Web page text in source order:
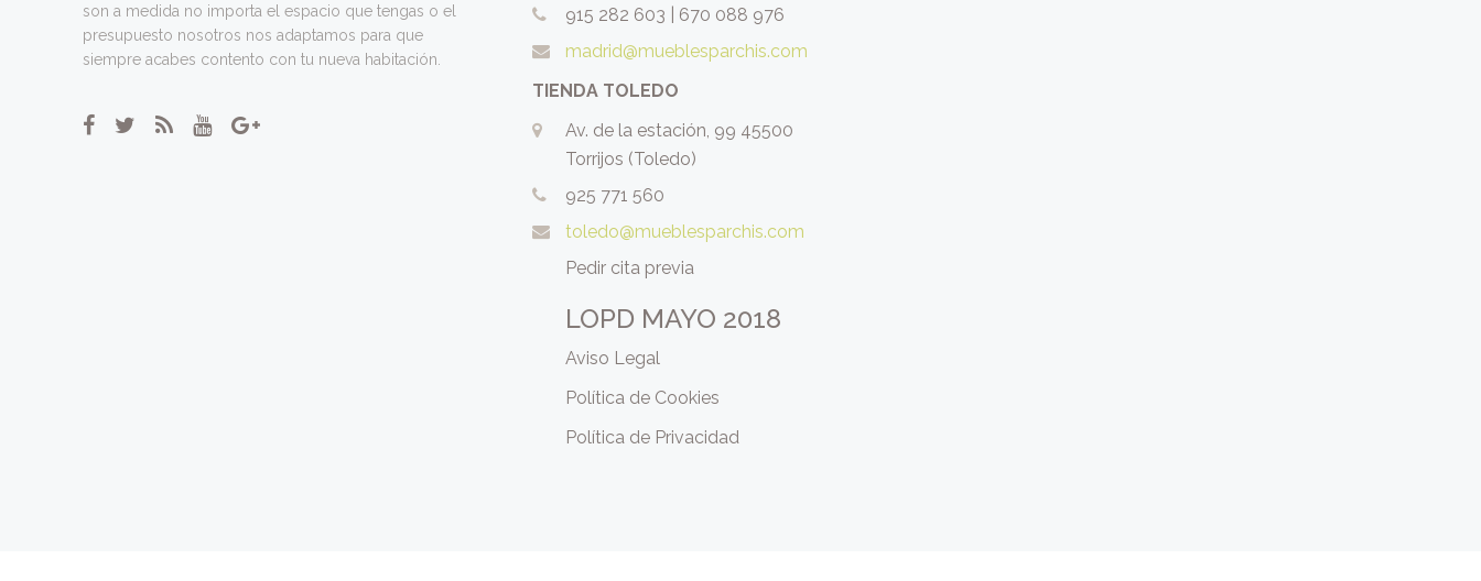
son a medida no importa el espacio que tengas o el
presupuesto nosotros nos adaptamos para que
siempre acabes contento con tu nueva habitación.
915 282 603
670 088 976
madrid@mueblesparchis.com
TIENDA TOLEDO
Av. de la estación, 99 45500
Torrijos (Toledo)
925 771 560
toledo@mueblesparchis.com
Pedir cita previa
LOPD MAYO 2018
Aviso Legal
Política de Cookies
Política de Privacidad